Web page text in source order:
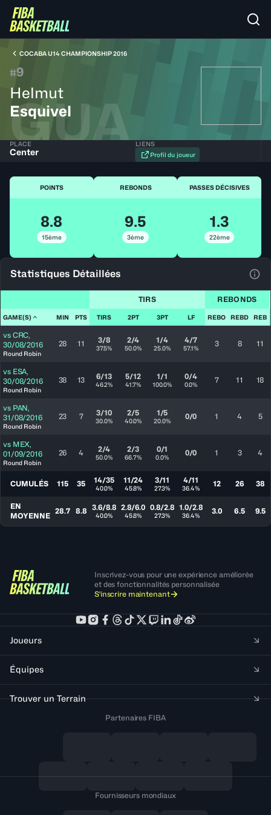
COCABA U14 CHAMPIONSHIP 2016
#9
Helmut
Esquivel
GUA
PLACE
Center
LIENS
Profil du joueur
POINTS
8.8
15ème
REBONDS
9.5
3ème
PASSES DÉCISIVES
1.3
22ème
Statistiques Détaillées
TIRS REBONDS
GAME(S) MIN PTS TIRS 2PT 3PT LF REBO REBD REB
vs CRC,
30/08/2016
Round Robin
28 11 3/8
37.5%
2/4
50.0%
1/4
25.0%
4/7
57.1% 3 8 11
vs ESA,
30/08/2016
Round Robin
38 13 6/13
46.2%
5/12
41.7%
1/1
100.0%
0/4
0.0% 7 11 18
vs PAN,
31/08/2016
Round Robin
23 7 3/10
30.0%
2/5
40.0%
1/5
20.0% 0/0 1 4 5
vs MEX,
01/09/2016
Round Robin
26 4 2/4
50.0%
2/3
66.7%
0/1
0.0% 0/0 1 3 4
CUMULÉS 115 35 14/35
40.0%
11/24
45.8%
3/11
27.3%
4/11
36.4% 12 26 38
EN
MOYENNE
28.7 8.8 3.6/8.8
40.0%
2.8/6.0
45.8%
0.8/2.8
27.3%
1.0/2.8
36.4% 3.0 6.5 9.5
Inscrivez-vous pour une expérience améliorée
et des fonctionnalités personnalisée
S'inscrire maintenant
Joueurs
Équipes
Trouver un Terrain
Partenaires FIBA
Fournisseurs mondiaux